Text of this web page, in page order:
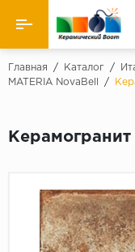
Назад
Керамическая плитка
Мозаики
Искусственный
Главная / Каталог /
MATERIA NovaBell
/